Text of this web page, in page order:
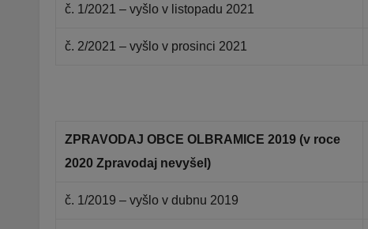
č. 1/2021 – vyšlo v listopadu 2021
č. 2/2021 – vyšlo v prosinci 2021
ZPRAVODAJ OBCE OLBRAMICE 2019 (v roce
2020 Zpravodaj nevyšel)
č. 1/2019 – vyšlo v dubnu 2019